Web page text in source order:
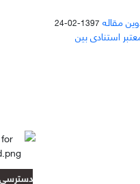
مقاله 1397-02-24
استنادی بین
دسترسی